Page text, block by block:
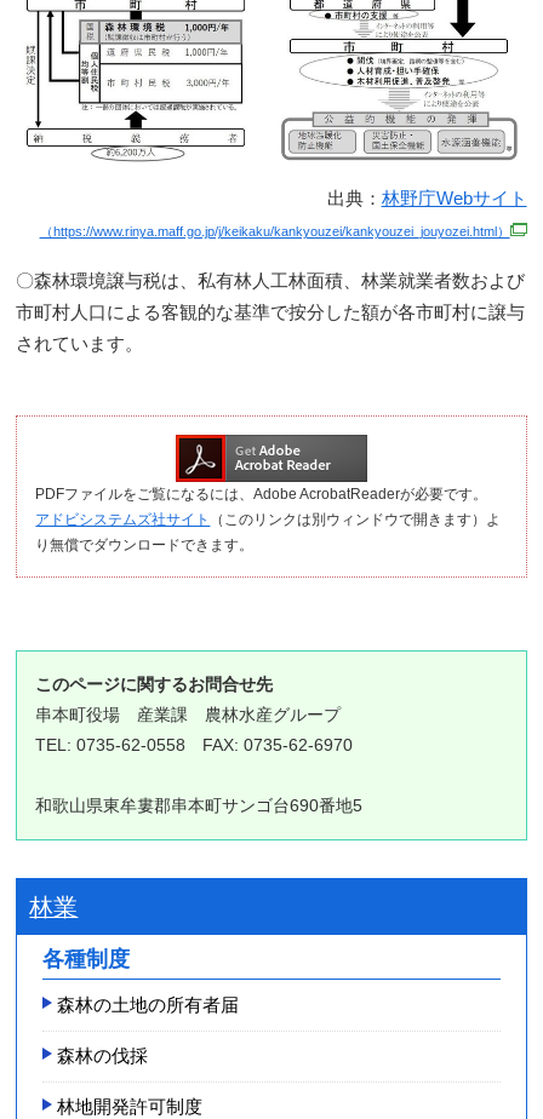
出典： 林野庁Webサイト
（https://www.rinya.maff.go.jp/j/keikaku/kankyouzei/kankyouzei_jouyozei.html）
〇森林環境譲与税は、私有林人工林面積、林業就業者数および
市町村人口による客観的な基準で按分した額が各市町村に譲与
されています。
PDFファイルをご覧になるには、Adobe AcrobatReaderが必要です。
アドビシステムズ社サイト
（このリンクは別ウィンドウで開きます）よ
り無償でダウンロードできます。
このページに関するお問合せ先
串本町役場 産業課 農林水産グループ
TEL: 0735-62-0558 FAX: 0735-62-6970
和歌山県東牟婁郡串本町サンゴ台690番地5
林業
各種制度
森林の土地の所有者届
森林の伐採
林地開発許可制度